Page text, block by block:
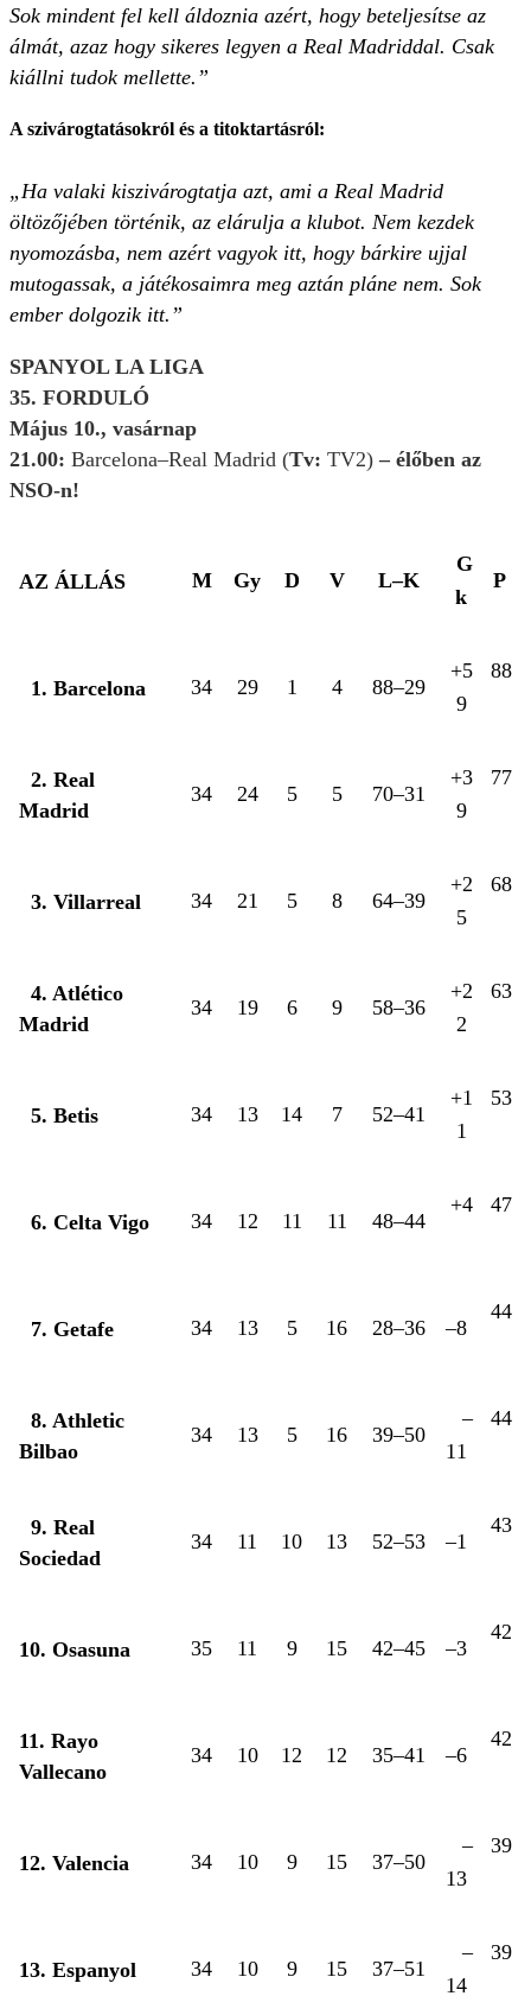
Sok mindent fel kell áldoznia azért, hogy beteljesítse az
álmát, azaz hogy sikeres legyen a Real Madriddal. Csak
kiállni tudok mellette.”
A szivárogtatásokról és a titoktartásról:
„Ha valaki kiszivárogtatja azt, ami a Real Madrid
öltözőjében történik, az elárulja a klubot. Nem kezdek
nyomozásba, nem azért vagyok itt, hogy bárkire ujjal
mutogassak, a játékosaimra meg aztán pláne nem. Sok
ember dolgozik itt.”
SPANYOL LA LIGA
35. FORDULÓ
Május 10., vasárnap
21.00: Barcelona–Real Madrid (Tv: TV2)– élőben az
NSO-n!
AZ ÁLLÁS M Gy D V L–K
G
k
P
1. Barcelona 34 29 1 4 88–29
+5
9
88
2. Real
Madrid
34 24 5 5 70–31
+3
9
77
3. Villarreal 34 21 5 8 64–39
+2
5
68
4. Atlético
Madrid
34 19 6 9 58–36
+2
2
63
5. Betis 34 13 14 7 52–41
+1
1
53
6. Celta Vigo 34 12 11 11 48–44
+4 47
7. Getafe 34 13 5 16 28–36 –8
44
8. Athletic
Bilbao
34 13 5 16 39–50
–
11
44
9. Real
Sociedad
34 11 10 13 52–53 –1
43
10. Osasuna 35 11 9 15 42–45 –3
42
11. Rayo
Vallecano
34 10 12 12 35–41 –6
42
12. Valencia 34 10 9 15 37–50
–
13
39
13. Espanyol 34 10 9 15 37–51
–
14
39